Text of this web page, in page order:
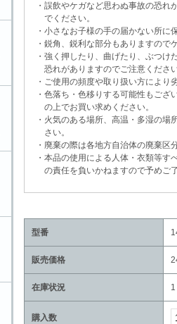
・誤飲やケガなど思わぬ事故の恐れ
でください。
・小さなお子様の手の届かない所に
・鋭角、鋭利な部分もありますので
・強く押したり、曲げたり、ぶつけ
恐れがありますのでご注意くださ
・ご使用の頻度や取り扱い方により
・色落ち・色移りする可能性もござ
の上でお買い求めください。
・火気のある場所、高温・多湿の場
さい。
・廃棄の際は各地方自治体の廃棄区
・本品の使用による人体・衣類等す
の責任を負いかねますので予めご
型番
販売価格
在庫状況 1
購入数